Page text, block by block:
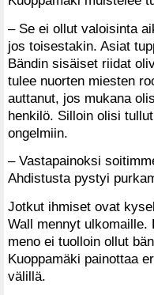
– Se ei ollut valoisinta
jos toisestakin. Asiat
Bändin sisäiset riidat
tulee nuorten miesten
auttanut, jos mukana
henkilö. Silloin olisi
ongelmiin.
– Vastapainoksi
Ahdistusta pystyi
Jotkut ihmiset ovat
Wall mennyt ulkomaille.
meno ei tuolloin ollut
Kuoppamäki painottaa
välillä.